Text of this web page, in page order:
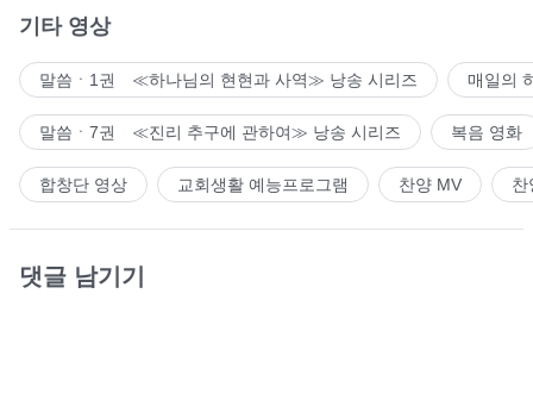
기타 영상
말씀ㆍ1권 ≪하나님의 현현과 사역≫ 낭송 시리즈 매일의
말씀ㆍ7권 ≪진리 추구에 관하여≫ 낭송 시리즈 복음 영화
합창단 영상 교회생활 예능프로그램 찬양 MV 찬
댓글 남기기